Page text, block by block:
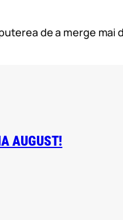
de a merge
AUGUST!